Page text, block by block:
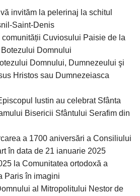
invităm la pelerinaj la schitul
Saint-Denis
Cuviosului Paisie de la
Domnului
Domnului, Dumnezeului şi
Hristos sau Dumnezeiasca
Iustin au celebrat Sfânta
Bisericii Sfântului Serafim din
a 1700 aniversări a Consiliului
în data de 21 ianuarie 2025
la Comunitatea ortodoxă a
Paris în imagini
al Mitropolitului Nestor de